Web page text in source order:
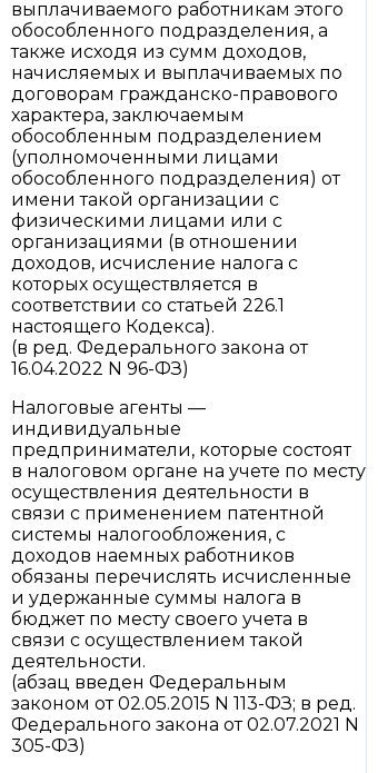
выплачиваемого работникам этого
обособленного подразделения, а
также исходя из сумм доходов,
начисляемых и выплачиваемых по
договорам гражданско-правового
характера, заключаемым
обособленным подразделением
(уполномоченными лицами
обособленного подразделения) от
имени такой организации с
физическими лицами или с
организациями (в отношении
доходов, исчисление налога с
которых осуществляется в
соответствии со статьей 226.1
настоящего Кодекса).
(в ред. Федерального закона от
16.04.2022 N 96-ФЗ)
Налоговые агенты —
индивидуальные
предприниматели, которые состоят
в налоговом органе на учете по месту
осуществления деятельности в
связи с применением патентной
системы налогообложения, с
доходов наемных работников
обязаны перечислять исчисленные
и удержанные суммы налога в
бюджет по месту своего учета в
связи с осуществлением такой
деятельности.
(абзац введен Федеральным
законом от 02.05.2015 N 113-ФЗ; в ред.
Федерального закона от 02.07.2021 N
305-ФЗ)